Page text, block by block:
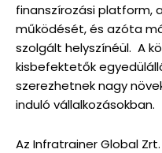
finanszírozási platform,
működését, és azóta
szolgált helyszínéül. A
kisbefektetők
szerezhetnek nagy
induló vállalkozásokban.
Az Infratrainer Global